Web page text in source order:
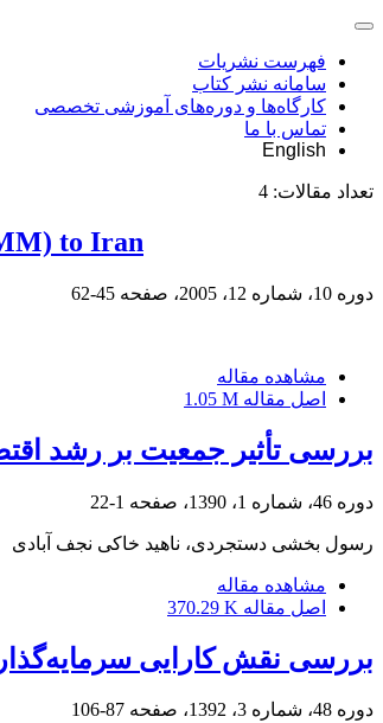
فهرست نشریات
سامانه نشر کتاب
کارگاه‌ها و دوره‌های آموزشی تخصصی
تماس با ما
English
تعداد مقالات: 4
to Iran
دوره 10، شماره 12، 2005، صفحه 45-62
مشاهده مقاله
اصل مقاله 1.05 M
بررسی تأثیر جمعیت بر رشد اقتصادی در
دوره 46، شماره 1، 1390، صفحه 1-22
رسول بخشی دستجردی، ناهید خاکی نجف آبادی
مشاهده مقاله
اصل مقاله 370.29 K
بررسی نقش کارایی
دوره 48، شماره 3، 1392، صفحه 87-106